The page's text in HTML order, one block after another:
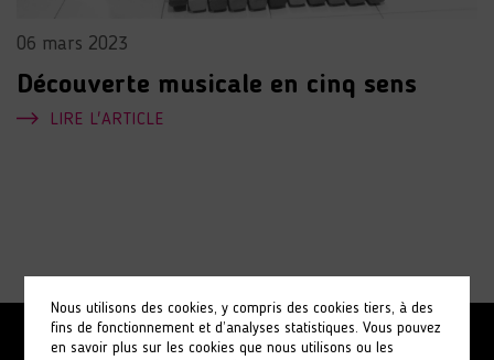
06 mars 2023
Découverte musicale en cinq sens
LIRE L'ARTICLE
Nous utilisons des cookies, y compris des cookies tiers, à des
fins de fonctionnement et d’analyses statistiques. Vous pouvez
en savoir plus sur les cookies que nous utilisons ou les